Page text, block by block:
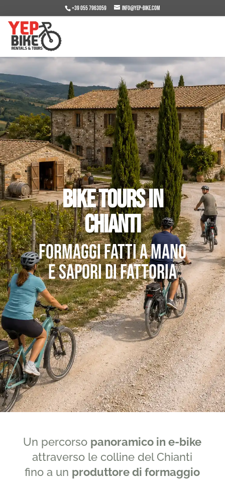
+39 055 7963059 info@yep-bike.com
Bike Tours in
Chianti
Formaggi fatti a mano
e sapori di fattoria
Un percorso panoramico in e-bike
attraverso le colline del Chianti
fino a un produttore di formaggio